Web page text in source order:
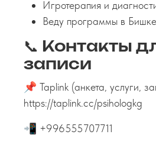
Игротерапия и
Веду программы в
📞 Контакты
записи
📌 Taplink (анкета, услуги,
https://taplink.cc/psihologkg
📲 +996555707711